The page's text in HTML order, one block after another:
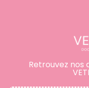
Retrouvez nos